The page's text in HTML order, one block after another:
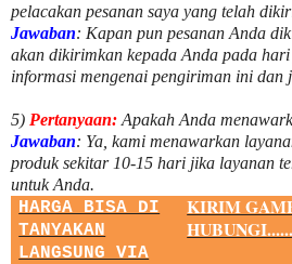
pelacakan pesanan saya yang telah
Jawaban: Kapan pun pesanan Anda
akan dikirimkan kepada Anda pada
informasi mengenai pengiriman ini dan
5) Pertanyaan: Apakah Anda
Jawaban: Ya, kami menawarkan
produk sekitar 10-15 hari jika layanan
untuk Anda.
HARGA BISA DI
TANYAKAN
LANGSUNG VIA
KIRIM